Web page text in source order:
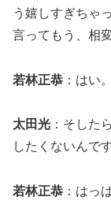
う嬉しすぎちゃ
言ってもう、相
若林正恭 ：はい。
太田光 ：そした
したくないんで
若林正恭 ：はっ